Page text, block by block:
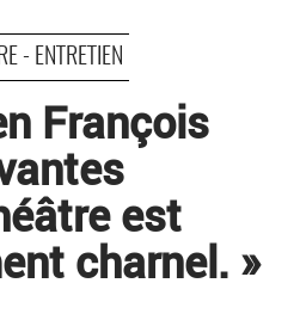
- ENTRETIEN
François
est
charnel. »